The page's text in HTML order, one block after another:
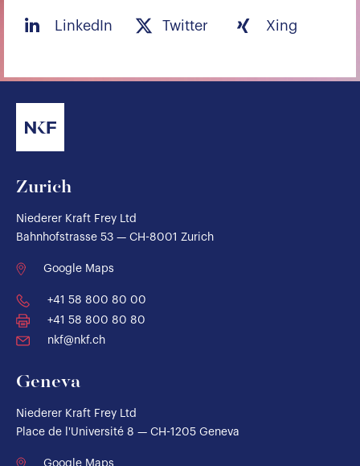
LinkedIn Twitter Xing
Zurich
Niederer Kraft Frey Ltd
Bahnhofstrasse 53 — CH-8001 Zurich
Google Maps
+41 58 800 80 00
+41 58 800 80 80
nkf@nkf.ch
Geneva
Niederer Kraft Frey Ltd
Place de l'Université 8 — CH-1205 Geneva
Google Maps